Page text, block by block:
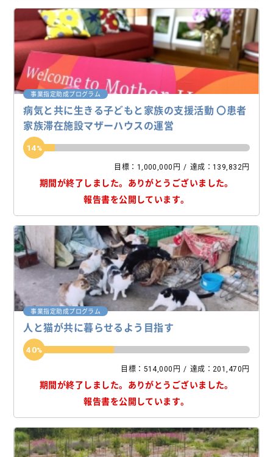
事業指定助成プログラム
病気と共に生きる子どもと家族の支援活動 〇患者
家族滞在施設マザーハウスの運営
14
目標：1,000,000円 達成：139,832円
期間が終了しました。 ありがとうございました。
報告書を公開しています。
事業指定助成プログラム
人と猫が共に暮らせるよう目指す
40
目標：514,000円 達成：201,470円
期間が終了しました。 ありがとうございました。
報告書を公開しています。